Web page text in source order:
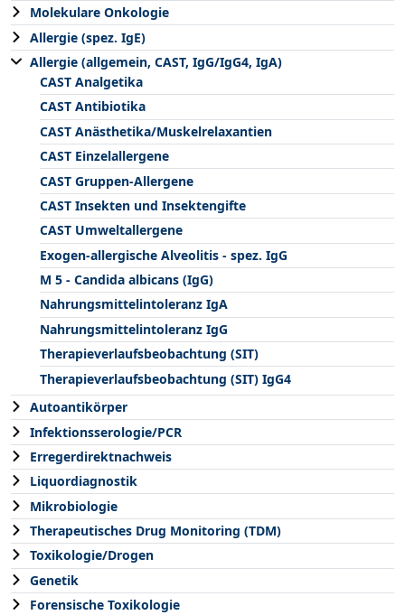
Molekulare Onkologie
Allergie (spez. IgE)
Allergie (allgemein, CAST, IgG/IgG4, IgA)
CAST Analgetika
CAST Antibiotika
CAST Anästhetika/Muskelrelaxantien
CAST Einzelallergene
CAST Gruppen-Allergene
CAST Insekten und Insektengifte
CAST Umweltallergene
Exogen-allergische Alveolitis - spez. IgG
M 5 - Candida albicans (IgG)
Nahrungsmittelintoleranz IgA
Nahrungsmittelintoleranz IgG
Therapieverlaufsbeobachtung (SIT)
Therapieverlaufsbeobachtung (SIT) IgG4
Autoantikörper
Infektionsserologie/PCR
Erregerdirektnachweis
Liquordiagnostik
Mikrobiologie
Therapeutisches Drug Monitoring (TDM)
Toxikologie/Drogen
Genetik
Forensische Toxikologie